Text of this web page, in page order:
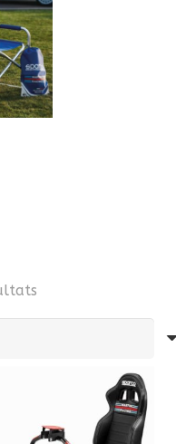
par